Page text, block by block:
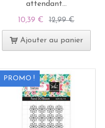
attendant...
10,39 € 12,99 €
Ajouter au panier
PROMO !